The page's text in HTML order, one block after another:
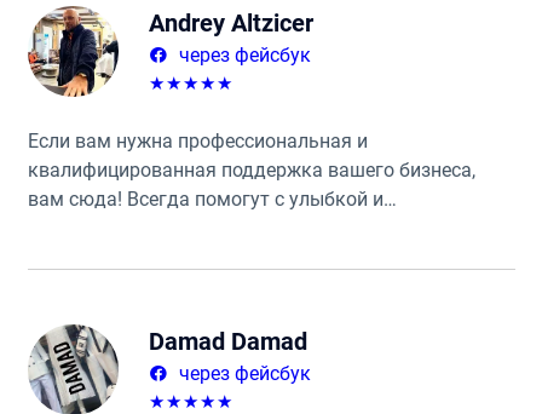
Andrey Altzicer
через фейсбук
★★★★★
Если вам нужна профессиональная и
квалифицированная поддержка вашего бизнеса,
вам сюда! Всегда помогут с улыбкой и
Damad Damad
через фейсбук
★★★★★